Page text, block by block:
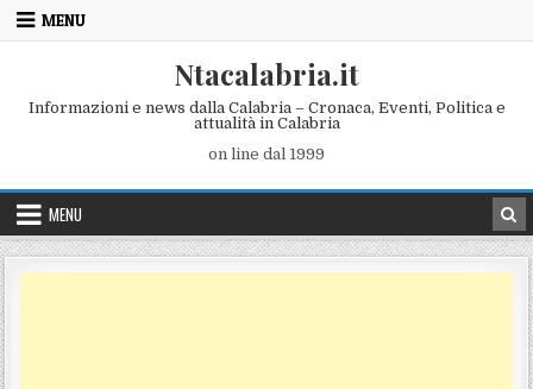
Skip to content
MENU
Ntacalabria.it
Informazioni e news dalla Calabria – Cronaca, Eventi, Politica e
attualità in Calabria
on line dal 1999
MENU